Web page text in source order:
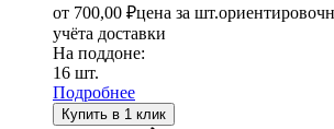
от 700,00 ₽цена за шт.
учёта доставки
На поддоне:
16 шт.
Подробнее
Купить в 1 клик